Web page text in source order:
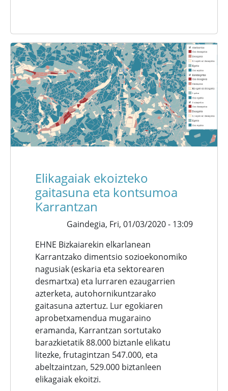
Elikagaiak ekoizteko
gaitasuna eta kontsumoa
Karrantzan
Gaindegia, Fri, 01/03/2020 - 13:09
EHNE Bizkaiarekin elkarlanean
Karrantzako dimentsio sozioekonomiko
nagusiak (eskaria eta sektorearen
desmartxa) eta lurraren ezaugarrien
azterketa, autohornikuntzarako
gaitasuna aztertuz. Lur egokiaren
aprobetxamendua mugaraino
eramanda, Karrantzan sortutako
barazkietatik 88.000 biztanle elikatu
litezke, frutagintzan 547.000, eta
abeltzaintzan, 529.000 biztanleen
elikagaiak ekoitzi.